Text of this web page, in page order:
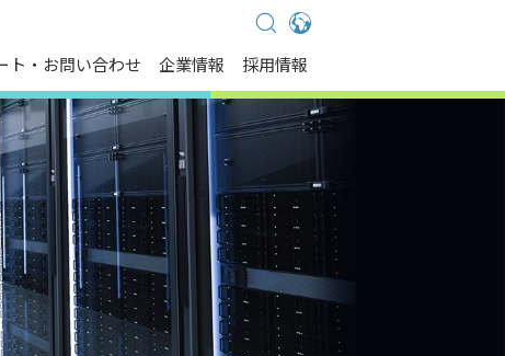
Global - English
Global - 繁體中文
Americas - English
Australia - English
China - 简体中文
EMEA - English
EMEA - Deutsch
EMEA - Français
EMEA - Italiano
India - English
Japan - 日本語
Korea - 한국어
ト・お問い合わせ 企業情報 採用情報